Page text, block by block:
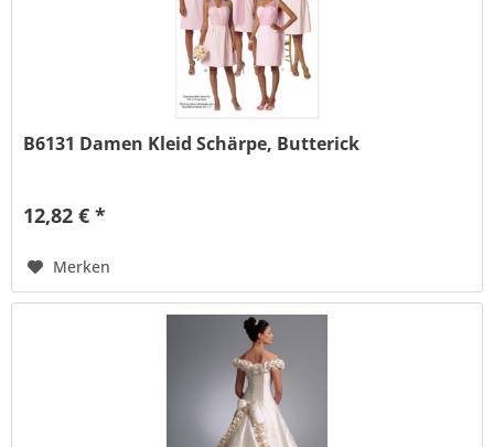
B6131 Damen Kleid Schärpe, Butterick
12,82 € *
Merken